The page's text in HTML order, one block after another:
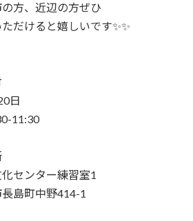
方、近辺の方ぜひ
だけると嬉しいです✨✨
日
11:30
センター練習室1
島町中野414-1